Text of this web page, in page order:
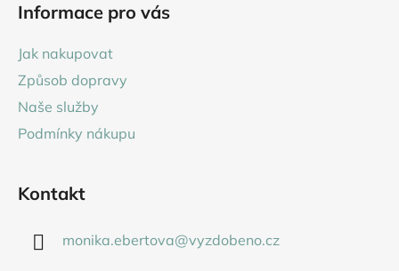
Informace pro vás
Jak nakupovat
Způsob dopravy
Naše služby
Podmínky nákupu
Kontakt
monika.ebertova@vyzdobeno.cz